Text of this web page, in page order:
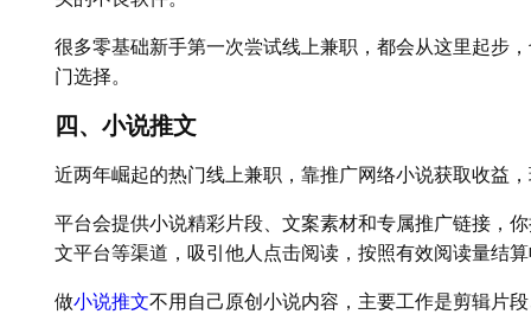
很多零基础新手第一次尝试线上兼职，都会从这里起步
门选择。
四、小说推文
近两年崛起的热门线上兼职，靠推广网络小说获取收益
平台会提供小说精彩片段、文案素材和专属推广链接，
文平台等渠道，吸引他人点击阅读，按照有效阅读量结
做小说推文不用自己原创小说内容，主要工作是剪辑片